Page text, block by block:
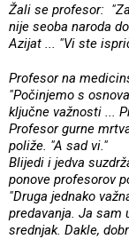
Žali se profesor:
nije seoba naroda
Azijat ... "Vi ste
Profesor na
"Počinjemo s
ključne važnosti ...
Profesor gurne
poliže. "A sad vi."
Blijedi i jedva
ponove profesorov
"Druga jednako
predavanja. Ja sam
srednjak. Dakle,